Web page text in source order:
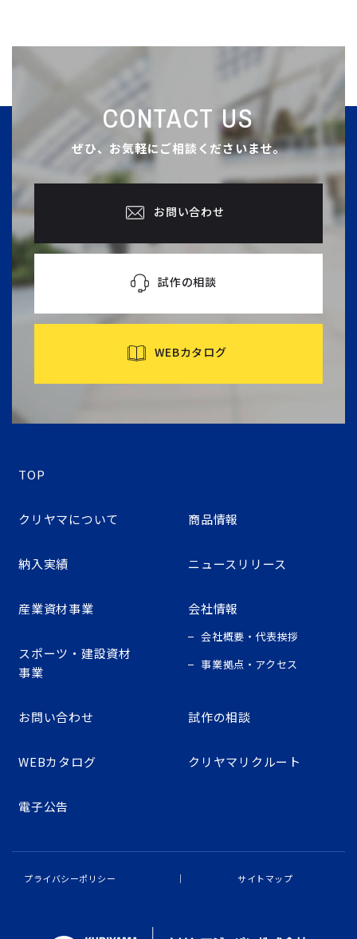
CONTACT US
ぜひ、お気軽にご相談くださいませ。
お問い合わせ
試作の相談
WEBカタログ
TOP
クリヤマについて 商品情報
納入実績 ニュースリリース
産業資材事業
スポーツ・建設資材
事業
会社情報
会社概要・代表挨拶
事業拠点・アクセス
お問い合わせ 試作の相談
WEBカタログ クリヤマリクルート
電子公告
プライバシーポリシー サイトマップ